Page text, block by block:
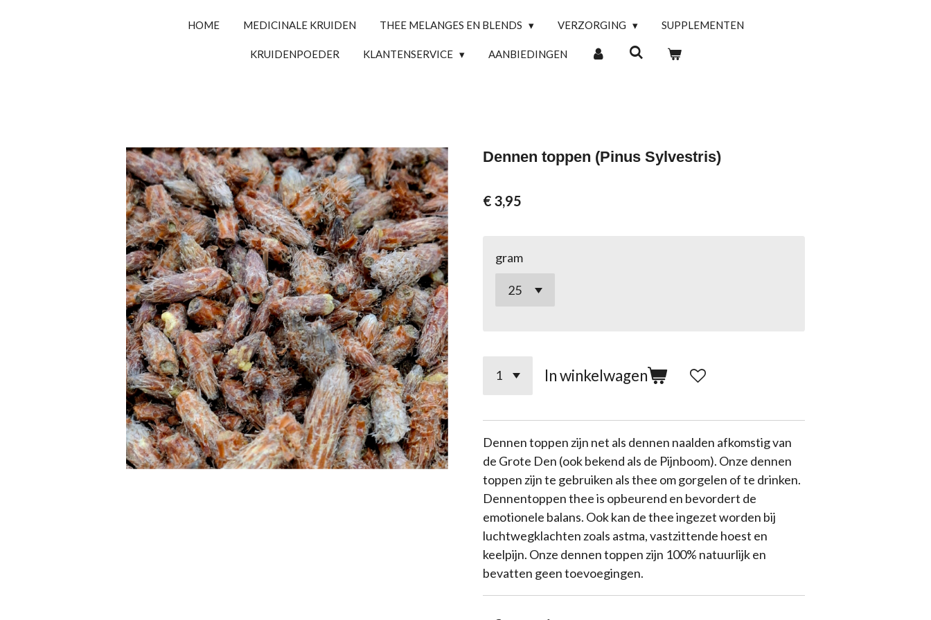
HOME MEDICINALE KRUIDEN THEE MELANGES EN BLENDS VERZORGING SUPPLEMENTEN
KRUIDENPOEDER KLANTENSERVICE AANBIEDINGEN
Dennen toppen (Pinus Sylvestris)
€ 3,95
gram
In winkelwagen
Dennen toppen zijn net als dennen naalden afkomstig van
de Grote Den (ook bekend als de Pijnboom). Onze dennen
toppen zijn te gebruiken als thee om gorgelen of te drinken.
Dennentoppen thee is opbeurend en bevordert de
emotionele balans. Ook kan de thee ingezet worden bij
luchtwegklachten zoals astma, vastzittende hoest en
keelpijn. Onze dennen toppen zijn 100% natuurlijk en
bevatten geen toevoegingen.